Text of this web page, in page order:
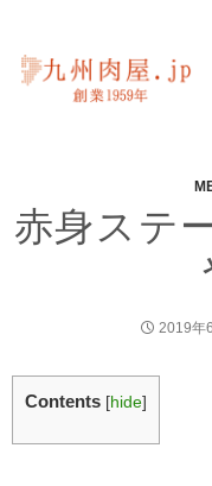
赤身ステ
2019年
Contents [hide]